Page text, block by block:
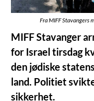
Fra MIFF Stavangers
MIFF Stavanger
for Israel tirsdag
den jødiske
land. Politiet
sikkerhet.